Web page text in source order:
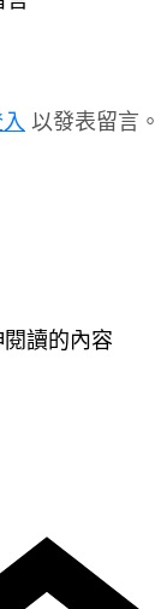
以發表留言。
讀的內容